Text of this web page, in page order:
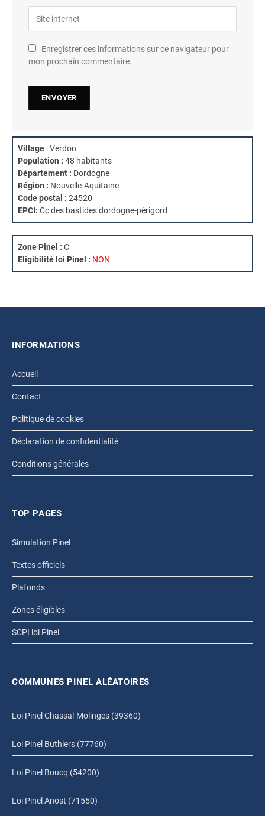
Enregistrer ces informations sur ce navigateur pour
mon prochain commentaire.
Village : Verdon
Population : 48 habitants
Département : Dordogne
Région : Nouvelle-Aquitaine
Code postal : 24520
EPCI: Cc des bastides dordogne-périgord
Zone Pinel : C
Eligibilité loi Pinel : NON
INFORMATIONS
Accueil
Contact
Politique de cookies
Déclaration de confidentialité
Conditions générales
TOP PAGES
Simulation Pinel
Textes officiels
Plafonds
Zones éligibles
SCPI loi Pinel
COMMUNES PINEL ALÉATOIRES
Loi Pinel Chassal-Molinges (39360)
Loi Pinel Buthiers (77760)
Loi Pinel Boucq (54200)
Loi Pinel Anost (71550)